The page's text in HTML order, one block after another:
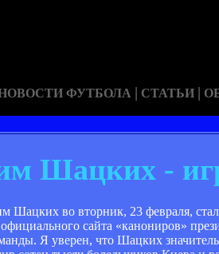
ФУТБОЛА | СТАТЬИ |
Шацких -
Шацких во вторник, 23 февраля,
сайта «канониров»
Я уверен, что Шацких